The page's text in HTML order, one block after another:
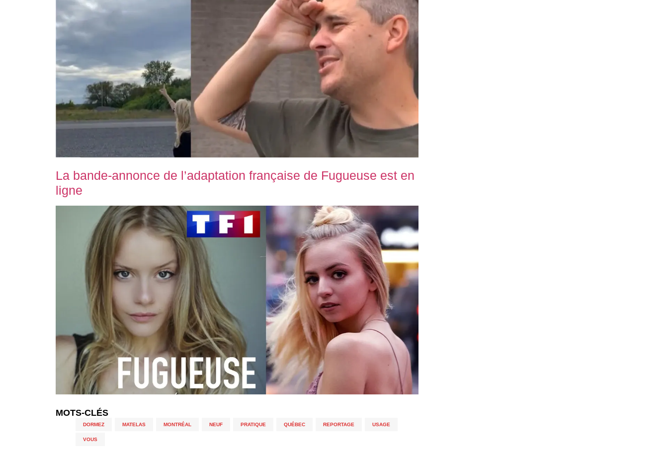
La bande-annonce de l’adaptation française de Fugueuse est en
ligne
MOTS-CLÉS
DORMEZ MATELAS MONTRÉAL NEUF PRATIQUE QUÉBEC REPORTAGE USAGE
VOUS